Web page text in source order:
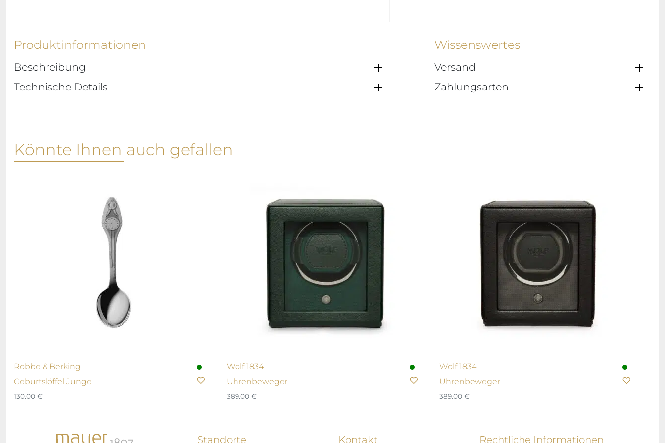
Produktinformationen
Beschreibung
Technische Details
Wissenswertes
Versand
Zahlungsarten
Könnte Ihnen auch gefallen
Robbe & Berking
Geburtslöffel Junge
130,00 €
Wolf 1834
Uhrenbeweger
389,00 €
Wolf 1834
Uhrenbeweger
389,00 €
Standorte Kontakt Rechtliche Informationen